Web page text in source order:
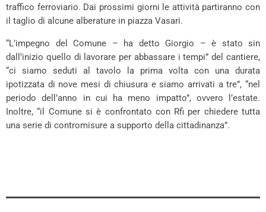
traffico ferroviario. Dai prossimi giorni le attività partiranno con
il taglio di alcune alberature in piazza Vasari.
“L’impegno del Comune – ha detto Giorgio – è stato sin
dall’inizio quello di lavorare per abbassare i tempi” del cantiere,
“ci siamo seduti al tavolo la prima volta con una durata
ipotizzata di nove mesi di chiusura e siamo arrivati a tre”, “nel
periodo dell’anno in cui ha meno impatto”, ovvero l’estate.
Inoltre, “il Comune si è confrontato con Rfi per chiedere tutta
una serie di contromisure a supporto della cittadinanza”.